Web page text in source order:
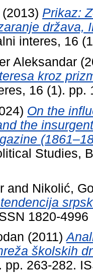
(2013) Prikaz:
država,
interes, 16
Aleksandar
kroz
16 (1). pp.
On the
the
Studies,
and Nikolić,
1820-4996
(2011)
školskih
pp. 263-282.